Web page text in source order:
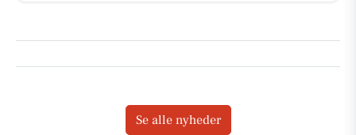
Se alle nyheder